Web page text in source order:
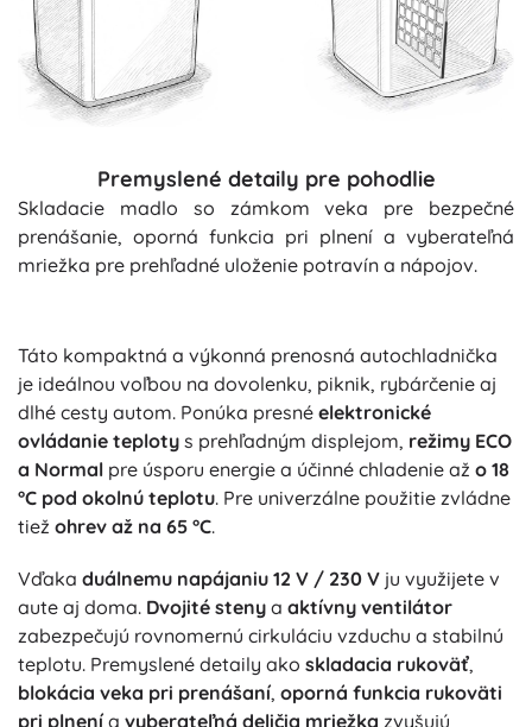
Premyslené detaily pre pohodlie
Skladacie madlo so zámkom veka pre bezpečné
prenášanie, oporná funkcia pri plnení a vyberateľná
mriežka pre prehľadné uloženie potravín a nápojov.
Táto kompaktná a výkonná prenosná autochladnička
je ideálnou voľbou na dovolenku, piknik, rybárčenie aj
dlhé cesty autom. Ponúka presné elektronické
ovládanie teploty s prehľadným displejom, režimy ECO
a Normal pre úsporu energie a účinné chladenie až o 18
°C pod okolnú teplotu. Pre univerzálne použitie zvládne
tiež ohrev až na 65 °C.
Vďaka duálnemu napájaniu 12 V / 230 V ju využijete v
aute aj doma. Dvojité steny a aktívny ventilátor
zabezpečujú rovnomernú cirkuláciu vzduchu a stabilnú
teplotu. Premyslené detaily ako skladacia rukoväť,
blokácia veka pri prenášaní, oporná funkcia rukoväti
pri plnení a vyberateľná deličia mriežka zvyšujú